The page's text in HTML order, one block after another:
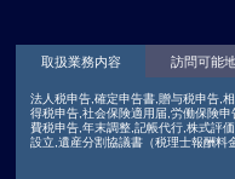
取扱業務内容 訪問可能
法人税申告,確定申告書,贈与税申告,
得税申告,社会保険適用届,労働保険
費税申告,年末調整,記帳代行,株式評
設立,遺産分割協議書（税理士報酬料